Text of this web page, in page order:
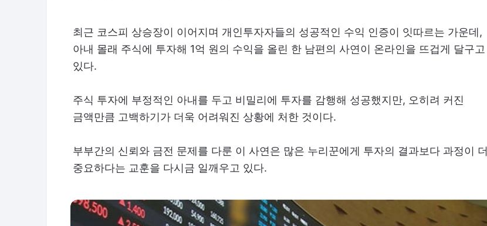
최근 코스피 상승장이 이어지며 개인투자자들의 성공적인 수익 인증이 잇따르는 가운데,
아내 몰래 주식에 투자해 1억 원의 수익을 올린 한 남편의 사연이 온라인을 뜨겁게 달구고
있다.
주식 투자에 부정적인 아내를 두고 비밀리에 투자를 감행해 성공했지만, 오히려 커진
금액만큼 고백하기가 더욱 어려워진 상황에 처한 것이다.
부부간의 신뢰와 금전 문제를 다룬 이 사연은 많은 누리꾼에게 투자의 결과보다 과정이 더
중요하다는 교훈을 다시금 일깨우고 있다.